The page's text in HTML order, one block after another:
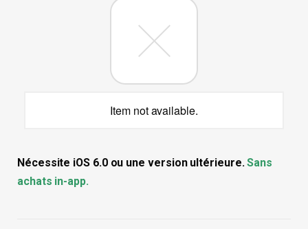
Item not available.
Nécessite iOS 6.0 ou une version ultérieure.Sans
achats in-app.